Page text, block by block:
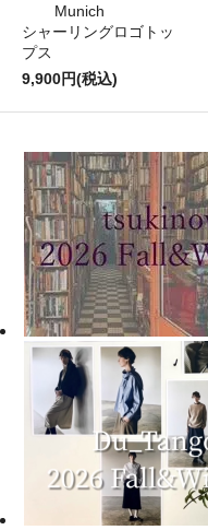
Munich
シャーリングロゴトッ
プス
9,900円(税込)